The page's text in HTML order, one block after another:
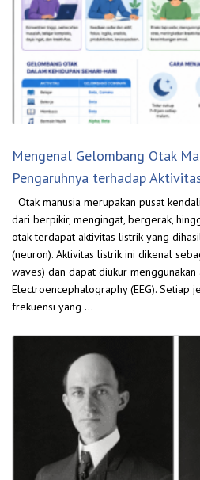
Mengenal Gelombang Otak
Pengaruhnya terhadap
Otak manusia merupakan pusat
dari berpikir, mengingat, bergerak,
otak terdapat aktivitas listrik yang
(neuron). Aktivitas listrik ini dikenal
waves) dan dapat diukur
Electroencephalography (EEG). Setiap
frekuensi yang …